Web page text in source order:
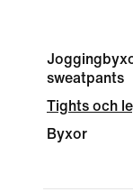
sweatpants
Tights och
Byxor